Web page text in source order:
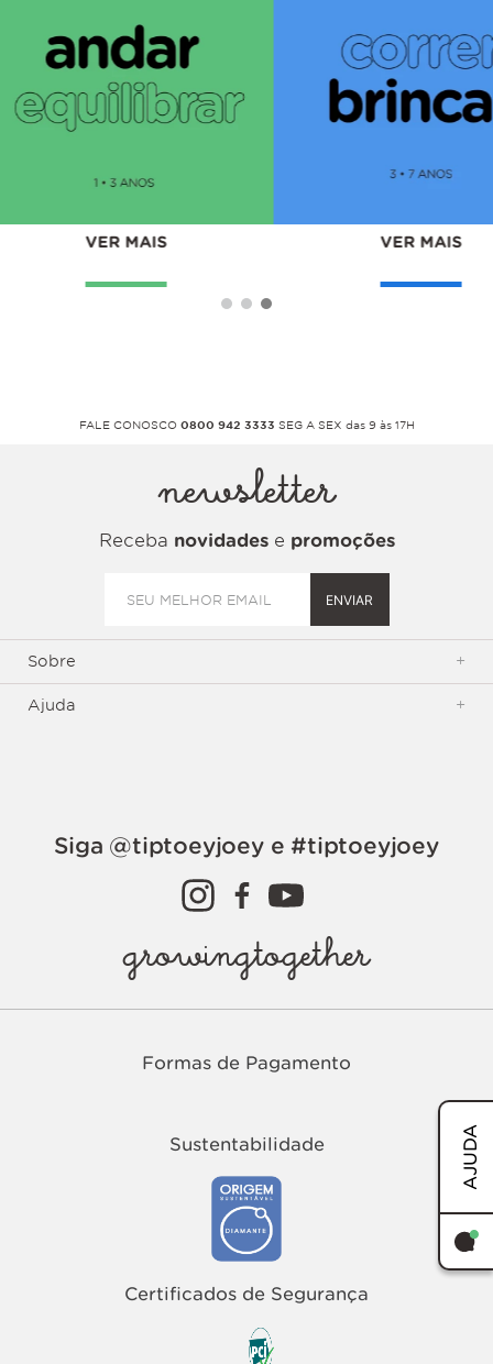
AJUDA
FALE CONOSCO 0800 942 3333 SEG A SEX das 9 às 17H
newsletter
Receba novidadese promoções
ENVIAR
Sobre +
Ajuda +
Siga @tiptoeyjoey e #tiptoeyjoey
growingtogether
Formas de Pagamento
Sustentabilidade
Certificados de Segurança
TERMOS MAIS BUSCADOS